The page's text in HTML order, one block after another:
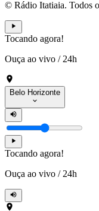
© Rádio Itatiaia. Todos
Tocando agora!
Ouça ao vivo / 24h
Belo Horizonte
Tocando agora!
Ouça ao vivo / 24h